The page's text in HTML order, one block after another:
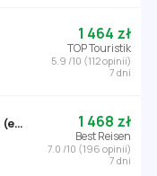
1 464 zł
TOP Touristik
5.9 /10 (112 opinii)
7 dni
Empire Beach Aqua Park (ex. Triton Empire Beach Resort Hurghada)
1 468 zł
Best Reisen
7.0 /10 (196 opinii)
7 dni